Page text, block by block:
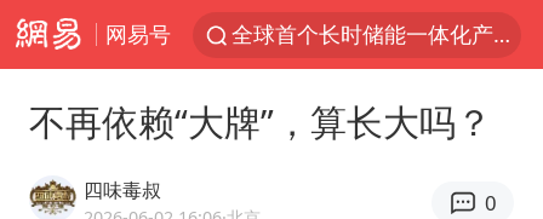
网易号
全球首个长时储能一体化产业园量产
不再依赖“大牌”，算长大吗？
四味毒叔 0